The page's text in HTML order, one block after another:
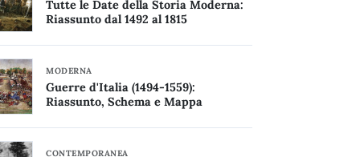
Tutte le Date della Storia Moderna:
Riassunto dal 1492 al 1815
MODERNA
Guerre d'Italia (1494-1559):
Riassunto, Schema e Mappa
CONTEMPORANEA